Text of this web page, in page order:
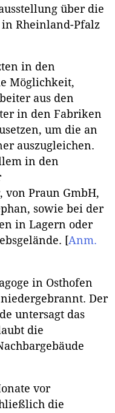
über die
Rheinland-Pfalz
in den
Möglichkeit,
aus den
in den Fabriken
um die an
auszugleichen.
in den
Praun GmbH,
sowie bei der
in Lagern oder
[Anm.
in Osthofen
Der
untersagt das
die
vor
die